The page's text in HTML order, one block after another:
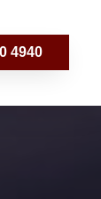
4940